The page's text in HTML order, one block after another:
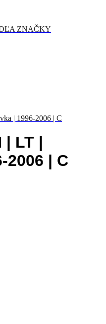
ZNAČKY
| 1996-2006 | C
| LT |
2006 | C